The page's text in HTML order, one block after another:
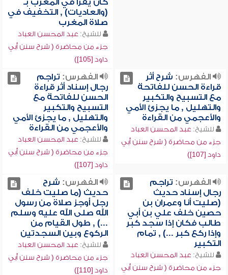
كان يقرأ في المغرب بـ
(والعاديات) , التخفيف في
صلاة المغرب
للشيخ: عبد المحسن العباد
جزء من محاضرة ( شرح سنن أبي
داود [105])
الفهرس: شرح أثر
قراءة الحسن للفاتحة
مع التسبيح والتكبير
والتهليل , ما يجزئ الأمي
والأعجمي من القراءة
للشيخ: عبد المحسن العباد
جزء من محاضرة ( شرح سنن أبي
داود [107])
الفهرس: تراجم
رجال إسناد أثر قراءة
الحسن للفاتحة مع
التسبيح والتكبير
والتهليل , ما يجزئ الأمي
والأعجمي من القراءة
للشيخ: عبد المحسن العباد
جزء من محاضرة ( شرح سنن أبي
داود [107])
الفهرس: تراجم
رجال إسناد حديث
(صليت أنا وعمران بن
حصين خلف علي بن أبي
طالب فكان إذا سجد كبر
وإذا ركع كبر ...) , تمام
التكبير
للشيخ: عبد المحسن العباد
جزء من محاضرة ( شرح سنن أبي
الفهرس: شرح
حديث (ما صليت خلف
رجل أوجز صلاة من رسول
الله صلى الله عليه وسلم
...) , طول القيام من
الركوع وبين السجدتين
للشيخ: عبد المحسن العباد
جزء من محاضرة ( شرح سنن أبي
داود [110])